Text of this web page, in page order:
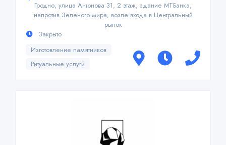
Гродно, улица Антонова 31, 2 этаж, здание МТБанка,
напротив Зеленого мира, возле входа в Центральный
рынок
Закрыто
Изготовление памятников
Ритуальные услуги